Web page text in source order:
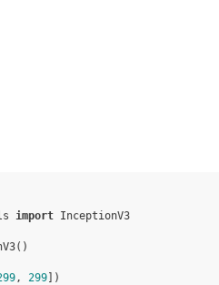
import InceptionV3
()
, 299 ])